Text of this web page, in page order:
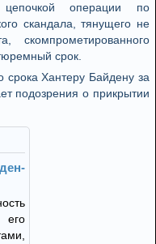
операции по
скандала, тянущего не
скомпрометированного
срок.
срока Хантеру Байдену за
подозрения о прикрытии